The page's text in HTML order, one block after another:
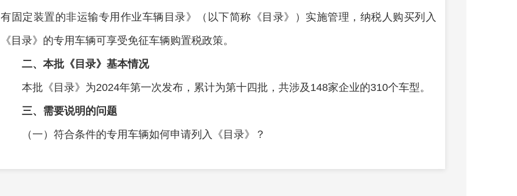
有固定装置的非运输专用作业车辆目录》（以下简称《目录》）实施管理，纳税人购买列入
《目录》的专用车辆可享受免征车辆购置税政策。
二、本批《目录》基本情况
本批《目录》为2024年第一次发布，累计为第十四批，共涉及148家企业的310个车型。
三、需要说明的问题
（一）符合条件的专用车辆如何申请列入《目录》？